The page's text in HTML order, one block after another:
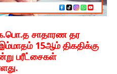
சாதாரண தர
15ஆம் திகதிக்கு
பரீட்சைகள்